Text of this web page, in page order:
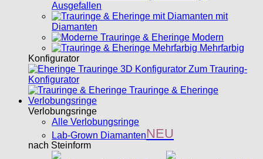
Ausgefallen
mit
Diamanten
Modern
Mehrfarbig
Konfigurator
Zum Trauring-
Konfigurator
Trauringe & Eheringe
Verlobungsringe
Verlobungsringe
Alle Verlobungsringe
Lab-Grown DiamantenNEU
nach Steinform